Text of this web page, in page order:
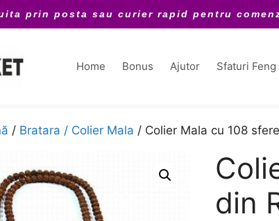
prin posta sau curier rapid pentru
Home Bonus Ajutor Sfaturi Feng
/ Bratara / Colier Mala / Colier Mala cu 108
din